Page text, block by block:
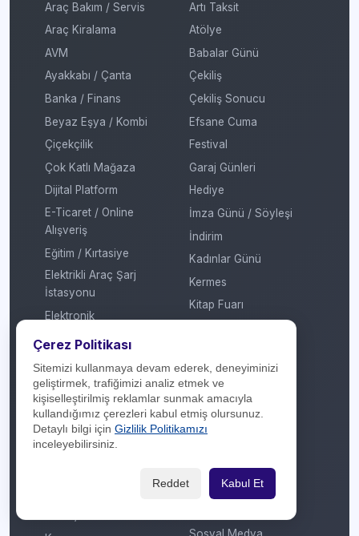
Araç Bakım / Servis
Araç Kiralama
AVM
Ayakkabı / Çanta
Banka / Finans
Beyaz Eşya / Kombi
Çiçekçilik
Çok Katlı Mağaza
Dijital Platform
E-Ticaret / Online
Alışveriş
Eğitim / Kırtasiye
Elektrikli Araç Şarj
İstasyonu
Elektronik
Ev Tekstili
Genel
Giyim / Tekstil
Havayolu / Havalimanı
Isıtma / Soğutma
Artı Taksit
Atölye
Babalar Günü
Çekiliş
Çekiliş Sonucu
Efsane Cuma
Festival
Garaj Günleri
Hediye
İmza Günü / Söyleşi
İndirim
Kadınlar Günü
Kermes
Kitap Fuarı
Mobil Ödeme
MTV
Otomatik Ödeme
Puan
Ramazan
Çerez Politikası
Sitemizi kullanmaya devam ederek, deneyiminizi
geliştirmek, trafiğimizi analiz etmek ve
kişiselleştirilmiş reklamlar sunmak amacıyla
kullandığımız çerezleri kabul etmiş olursunuz.
Detaylı bilgi için Gizlilik Politikamızı
inceleyebilirsiniz.
Reddet Kabul Et